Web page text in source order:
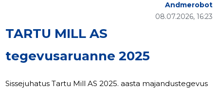
TARTU MILL AS
tegevusaruanne 2025
08.07.2026, 16:23
Andmerobot
Sissejuhatus Tartu Mill AS 2025. aasta majandustegevus